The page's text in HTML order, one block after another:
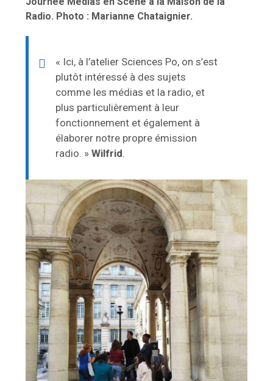
Radio. Photo : Marianne Chataignier.
« Ici, à l’atelier Sciences Po, on s’est
plutôt intéressé à des sujets
comme les médias et la radio, et
plus particulièrement à leur
fonctionnement et également à
élaborer notre propre émission
radio. »Wilfrid.